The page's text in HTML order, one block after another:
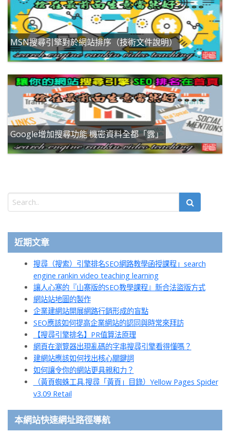
MSN搜尋引擎對於網站排序（技術文件說明）
Google增加搜尋功能 機密資料全都「露」
近期文章
搜尋（搜索）引擎排名SEO網路教學函授課程」search
engine rankin video teaching learning
讓人心寒的『山寨版的SEO教學課程』新合法盜版方式
網站站地圖的製作
企業建網站開展網路行銷形成的盲點
SEO應該如何提高企業網站的認同與時常來拜訪
【搜尋引擎排名】PR值算法原理
網頁在瀏覽器出現亂碼的字串搜尋引擎看得懂嗎？
建網站應該如何找出核心關鍵詞
如何讓令你的網站更具親和力？
（黃頁蜘蛛工具.搜尋「黃頁」目錄）Yellow Pages Spider
v3.09 Retail
本網站快速網址路徑導航